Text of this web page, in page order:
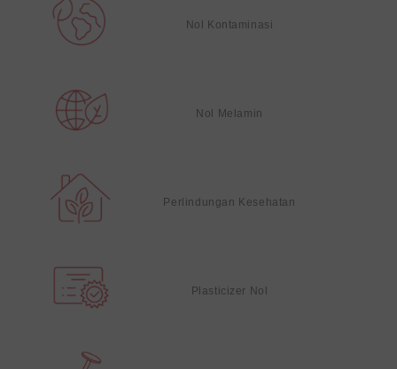
Nol Kontaminasi
Nol Melamin
Perlindungan Kesehatan
Plasticizer Nol